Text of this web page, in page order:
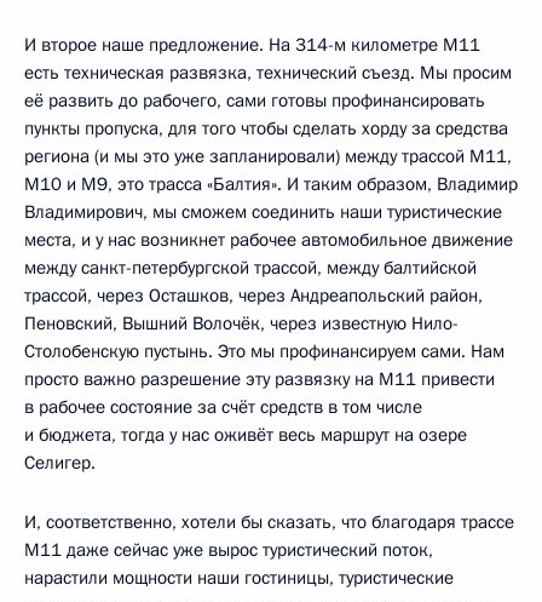
И второе наше предложение. На 314-м километре М11
есть техническая развязка, технический съезд. Мы просим
её развить до рабочего, сами готовы профинансировать
пункты пропуска, для того чтобы сделать хорду за средства
региона (и мы это уже запланировали) между трассой М11,
М10 и М9, это трасса «Балтия». И таким образом, Владимир
Владимирович, мы сможем соединить наши туристические
места, и у нас возникнет рабочее автомобильное движение
между санкт-петербургской трассой, между балтийской
трассой, через Осташков, через Андреапольский район,
Пеновский, Вышний Волочёк, через известную Нило-
Столобенскую пустынь. Это мы профинансируем сами. Нам
просто важно разрешение эту развязку на М11 привести
в рабочее состояние за счёт средств в том числе
и бюджета, тогда у нас оживёт весь маршрут на озере
Селигер.
И, соответственно, хотели бы сказать, что благодаря трассе
М11 даже сейчас уже вырос туристический поток,
нарастили мощности наши гостиницы, туристические